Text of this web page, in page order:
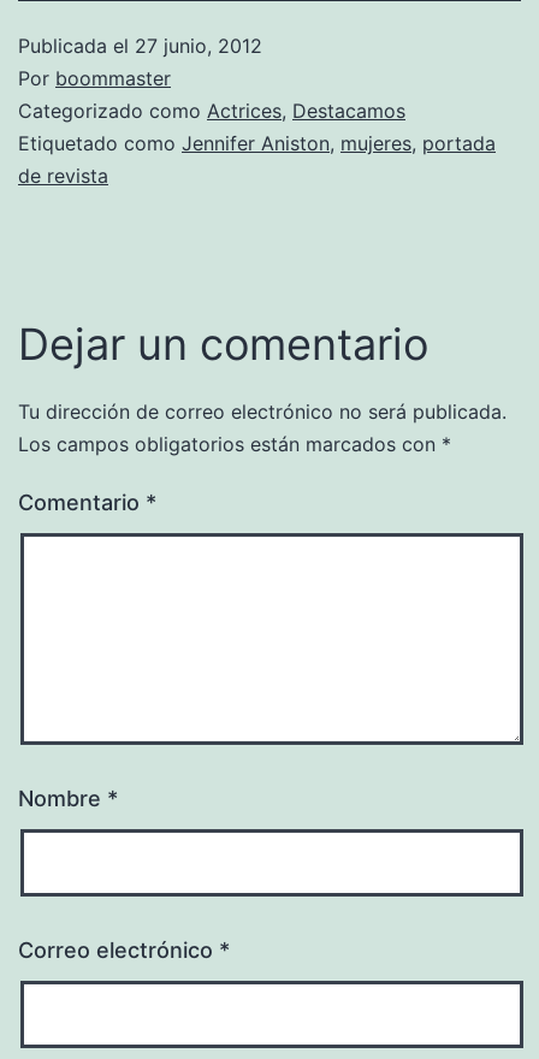
Publicada el 27 junio, 2012
Por boommaster
Categorizado como Actrices, Destacamos
Etiquetado como Jennifer Aniston, mujeres, portada
de revista
Dejar un comentario
Tu dirección de correo electrónico no será publicada.
Los campos obligatorios están marcados con *
Comentario *
Nombre *
Correo electrónico *